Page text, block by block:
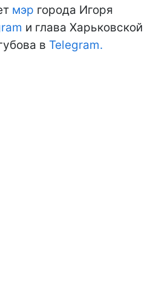
мэр города Игоря
и глава Харьковской
в Telegram.